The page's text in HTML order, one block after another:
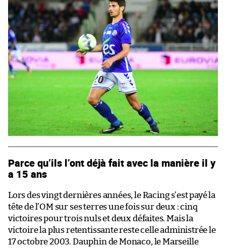
Parce qu’ils l’ont déjà fait avec la manière il y
a 15 ans
Lors des vingt dernières années, le Racing s’est payé la
tête de l’OM sur ses terres une fois sur deux : cinq
victoires pour trois nuls et deux défaites. Mais la
victoire la plus retentissante reste celle administrée le
17 octobre 2003. Dauphin de Monaco, le Marseille